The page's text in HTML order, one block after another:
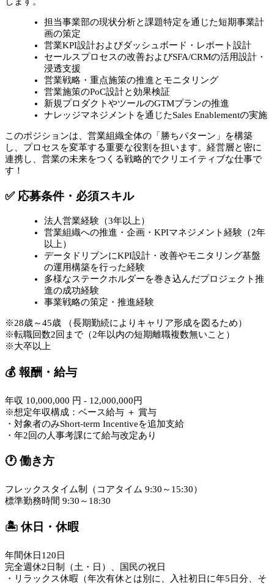
担当事業部の現状分析と課題特定を通じた短期事業計
画の策定
営業KPI設計およびダッシュボード・レポート設計
セールスプロセスの改善およびSFA/CRMの活用設計・
浸透支援
営業戦略・重点施策の推進とモニタリング
営業施策のPoC設計と効果検証
新規プロダクトやツールのGTMプランの推進
ナレッジマネジメントを通じたSales Enablementの実施
このポジションは、営業組織全体の「勝ちパターン」を構築
し、プロセスを変革する重要な役割を担います。経営層と密に
連携し、営業の未来をつくる戦略的でクリエイティブな仕事で
す！
✅ 応募条件・必須スキル
法人営業経験（3年以上）
営業組織への推進・企画・KPIマネジメント経験（2年
以上）
データドリブンにKPI設計・改善やモニタリング基盤
の運用構築を行った経験
多様なステークホルダーを巻き込んだプロジェクト推
進の成功経験
事業戦略の策定・推進経験
※28歳～45歳 （長期勤続によりキャリア形成を図るため）
※転職回数2回まで（2年以内の短期離職複数無いこと）
※大卒以上
💰 報酬・給与
年収 10,000,000 円 - 12,000,000円
※想定年収構成：ベース給与 ＋ 賞与
・対象者のみShort-term Incentiveを追加支給
・年2回の人事考課にて給与改定あり
🕐 働き方
フレックスタイム制（コアタイム 9:30～15:30）
標準勤務時間 9:30～18:30
🏝️ 休日・休暇
年間休日120日
完全週休2日制（土・日）、国民の祝日
・リラックス休暇（年次有休とは別に、入社初日に年5日分、そ